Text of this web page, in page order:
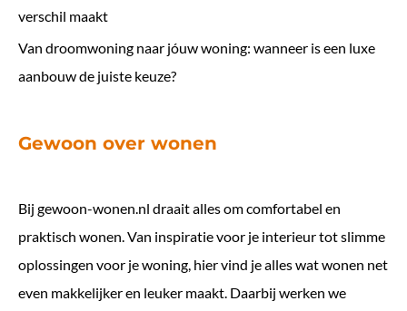
verschil maakt
Van droomwoning naar jóuw woning: wanneer is een luxe
aanbouw de juiste keuze?
Gewoon over wonen
Bij gewoon-wonen.nl draait alles om comfortabel en
praktisch wonen. Van inspiratie voor je interieur tot slimme
oplossingen voor je woning, hier vind je alles wat wonen net
even makkelijker en leuker maakt. Daarbij werken we